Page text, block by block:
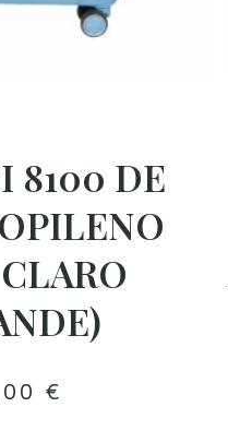
8100 DE
€